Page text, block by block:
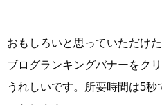
おもしろいと思っていただけ
ブログランキングバナーをク
うれしいです。所要時間は5